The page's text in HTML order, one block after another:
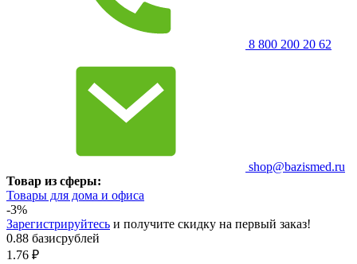
8 800 200 20 62
shop@bazismed.ru
Товар из сферы:
Товары для дома и офиса
-3%
Зарегистрируйтесь и получите скидку на первый заказ!
0.88 базисрублей
1.76 ₽